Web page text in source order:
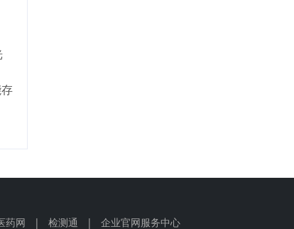
药网 | 检测通 | 企业官网服务中心